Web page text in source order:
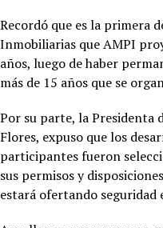
Recordó que es la primera
Inmobiliarias que AMPI
años, luego de haber
más de 15 años que se
Por su parte, la Presidenta
Flores, expuso que los
participantes fueron
sus permisos y
estará ofertando